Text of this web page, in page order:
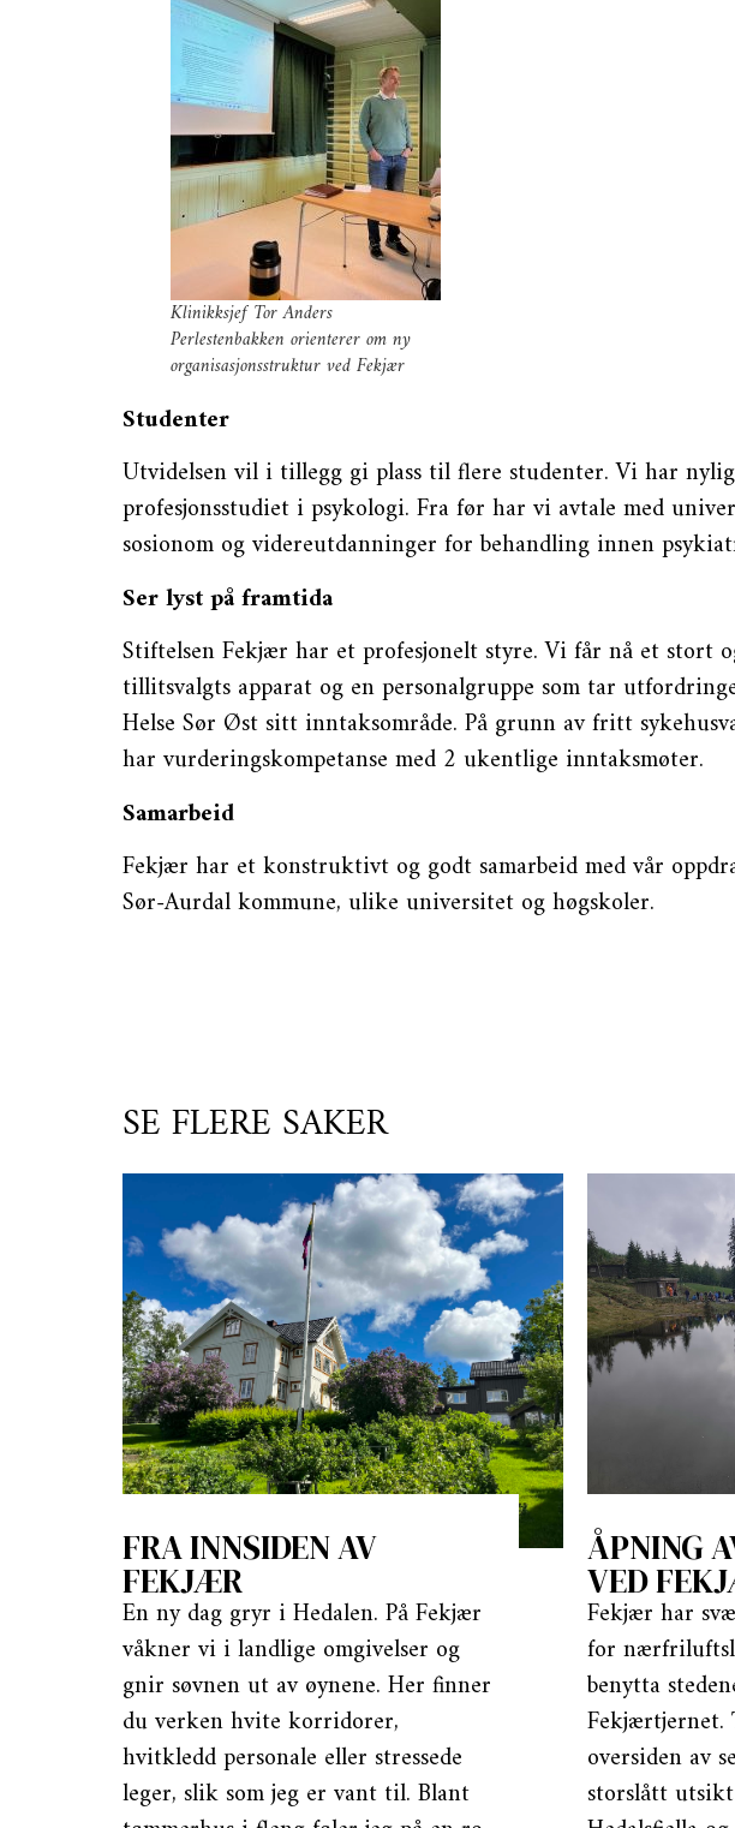
Klinikksjef Tor Anders
Perlestenbakken orienterer om ny
organisasjonsstruktur ved Fekjær
Studenter
Utvidelsen vil i tillegg gi plass til flere studenter. Vi har
profesjonsstudiet i psykologi. Fra før har vi avtale med
sosionom og videreutdanninger for behandling innen
Ser lyst på framtida
Stiftelsen Fekjær har et profesjonelt styre. Vi får nå et stort
tillitsvalgts apparat og en personalgruppe som tar
Helse Sør Øst sitt inntaksområde. På grunn av fritt
har vurderingskompetanse med 2 ukentlige inntaksmøter.
Samarbeid
Fekjær har et konstruktivt og godt samarbeid med vår
Sør-Aurdal kommune, ulike universitet og høgskoler.
SE FLERE SAKER
FRA INNSIDEN AV
FEKJÆR
En ny dag gryr i Hedalen. På Fekjær
våkner vi i landlige omgivelser og
gnir søvnen ut av øynene. Her finner
du verken hvite korridorer,
hvitkledd personale eller stressede
leger, slik som jeg er vant til. Blant
ÅPNING
VED
Fekjær har
for
benytta
oversiden av
storslått